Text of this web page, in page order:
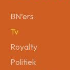
BN’ers
Tv
Royalty
Politiek